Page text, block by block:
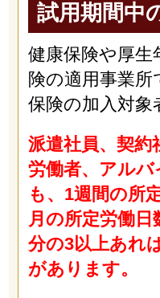
試用期間中
健康保険や厚生
険の適用事業
保険の加入対象
派遣社員、契約
労働者、アル
も、1週間の所
月の所定労働
分の3以上あれ
があります。